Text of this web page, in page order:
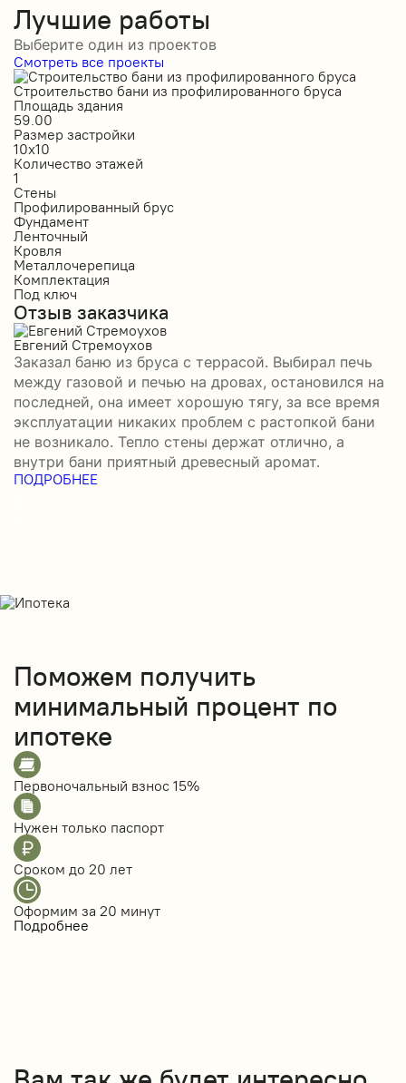
Лучшие работы
Выберите один из проектов
Смотреть все проекты
Строительство бани из профилированного бруса
Площадь здания
59.00
Размер застройки
10х10
Количество этажей
1
Стены
Профилированный брус
Фундамент
Ленточный
Кровля
Металлочерепица
Комплектация
Под ключ
Отзыв заказчика
Евгений Стремоухов
Заказал баню из бруса с террасой. Выбирал печь
между газовой и печью на дровах, остановился на
последней, она имеет хорошую тягу, за все время
эксплуатации никаких проблем с растопкой бани
не возникало. Тепло стены держат отлично, а
внутри бани приятный древесный аромат.
ПОДРОБНЕЕ
Поможем получить
минимальный процент по
ипотеке
Первоночальный взнос 15%
Нужен только паспорт
Сроком до 20 лет
Оформим за 20 минут
Подробнее